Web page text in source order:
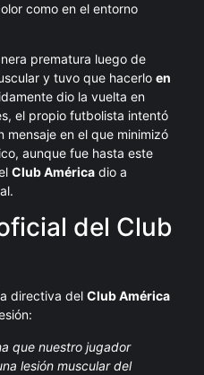
como en el entorno
prematura luego de
y tuvo que hacerlo en
dio la vuelta en
el propio futbolista intentó
mensaje en el que minimizó
aunque fue hasta este
Club América dio a
del Club
directiva del Club América
que nuestro jugador
lesión muscular del